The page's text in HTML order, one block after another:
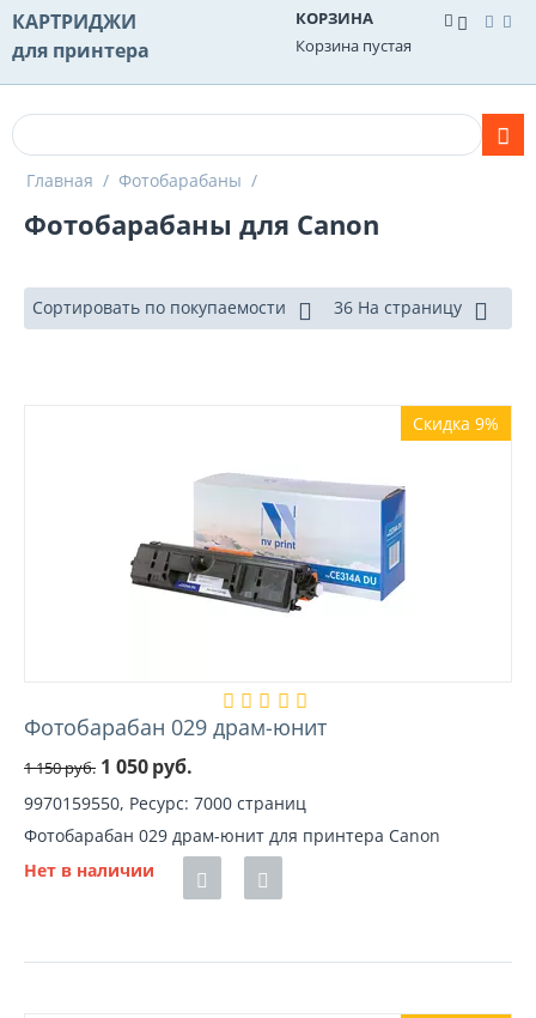
КАРТРИДЖИ
для принтера
КОРЗИНА
Корзина пустая
Главная / Фотобарабаны /
Фотобарабаны для Canon
Сортировать по покупаемости 36 На страницу
Скидка 9%
Фотобарабан 029 драм-юнит
1 150руб. 1 050руб.
9970159550, Ресурс: 7000 страниц
Фотобарабан 029 драм-юнит для принтера Canon
Нет в наличии